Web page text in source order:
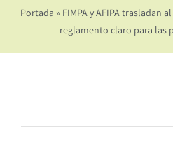
Portada » FIMPA y AFIPA trasladan
reglamento claro para las